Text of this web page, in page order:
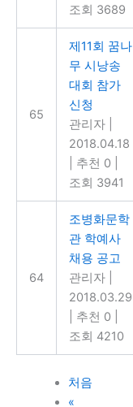
조회 3689
65
제11회 꿈나
무 시낭송
대회 참가
신청
관리자
2018.04.18
추천 0
조회 3941
64
조병화문학
관 학예사
채용 공고
관리자
2018.03.29
추천 0
조회 4210
처음
«